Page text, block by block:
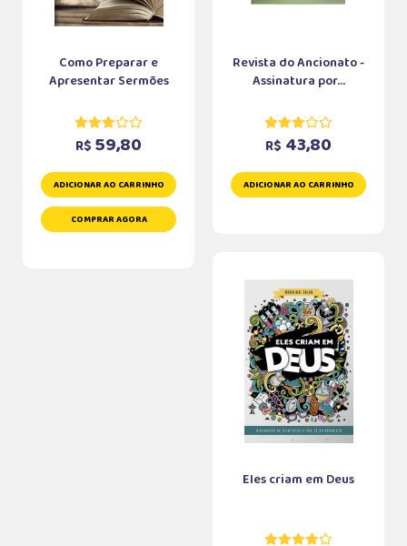
Como Preparar e
Apresentar Sermões
R$ 59,80
ADICIONAR AO CARRINHO
COMPRAR AGORA
Revista do Ancionato -
Assinatura por...
R$ 43,80
ADICIONAR AO CARRINHO
Eles criam em Deus